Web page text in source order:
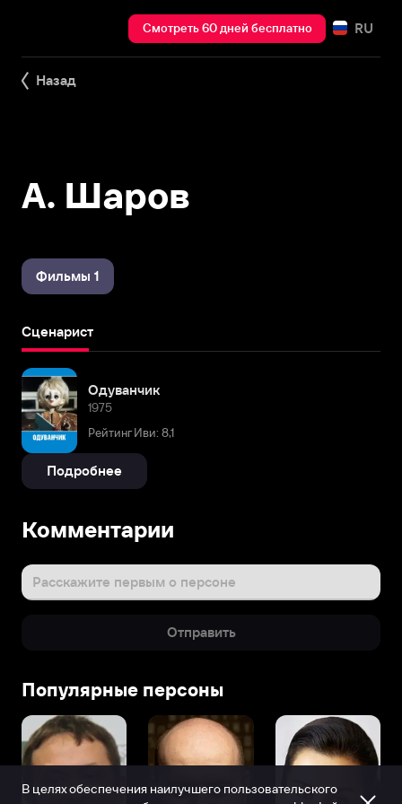
Смотреть 60 дней бесплатно RU
Назад
А. Шаров
Фильмы 1
Сценарист
Одуванчик
1975
Рейтинг Иви: 8,1
Подробнее
Комментарии
Расскажите первым о персоне
Отправить
Популярные персоны
В целях обеспечения наилучшего пользовательского